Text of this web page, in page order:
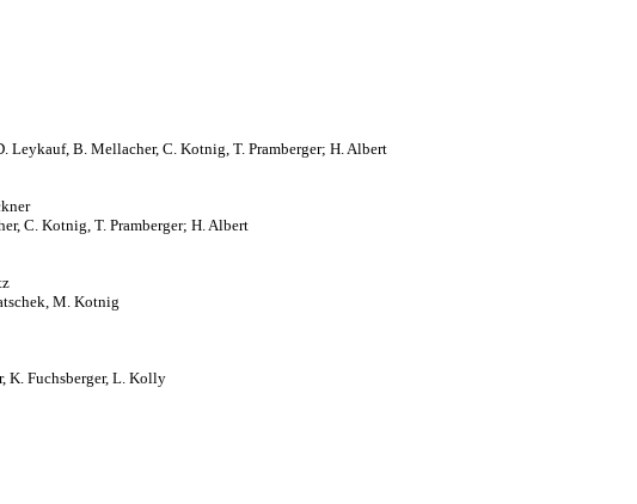
Leykauf, B. Mellacher, C. Kotnig, T. Pramberger; H. Albert
C. Kotnig, T. Pramberger; H. Albert
M. Kotnig
K. Fuchsberger, L. Kolly